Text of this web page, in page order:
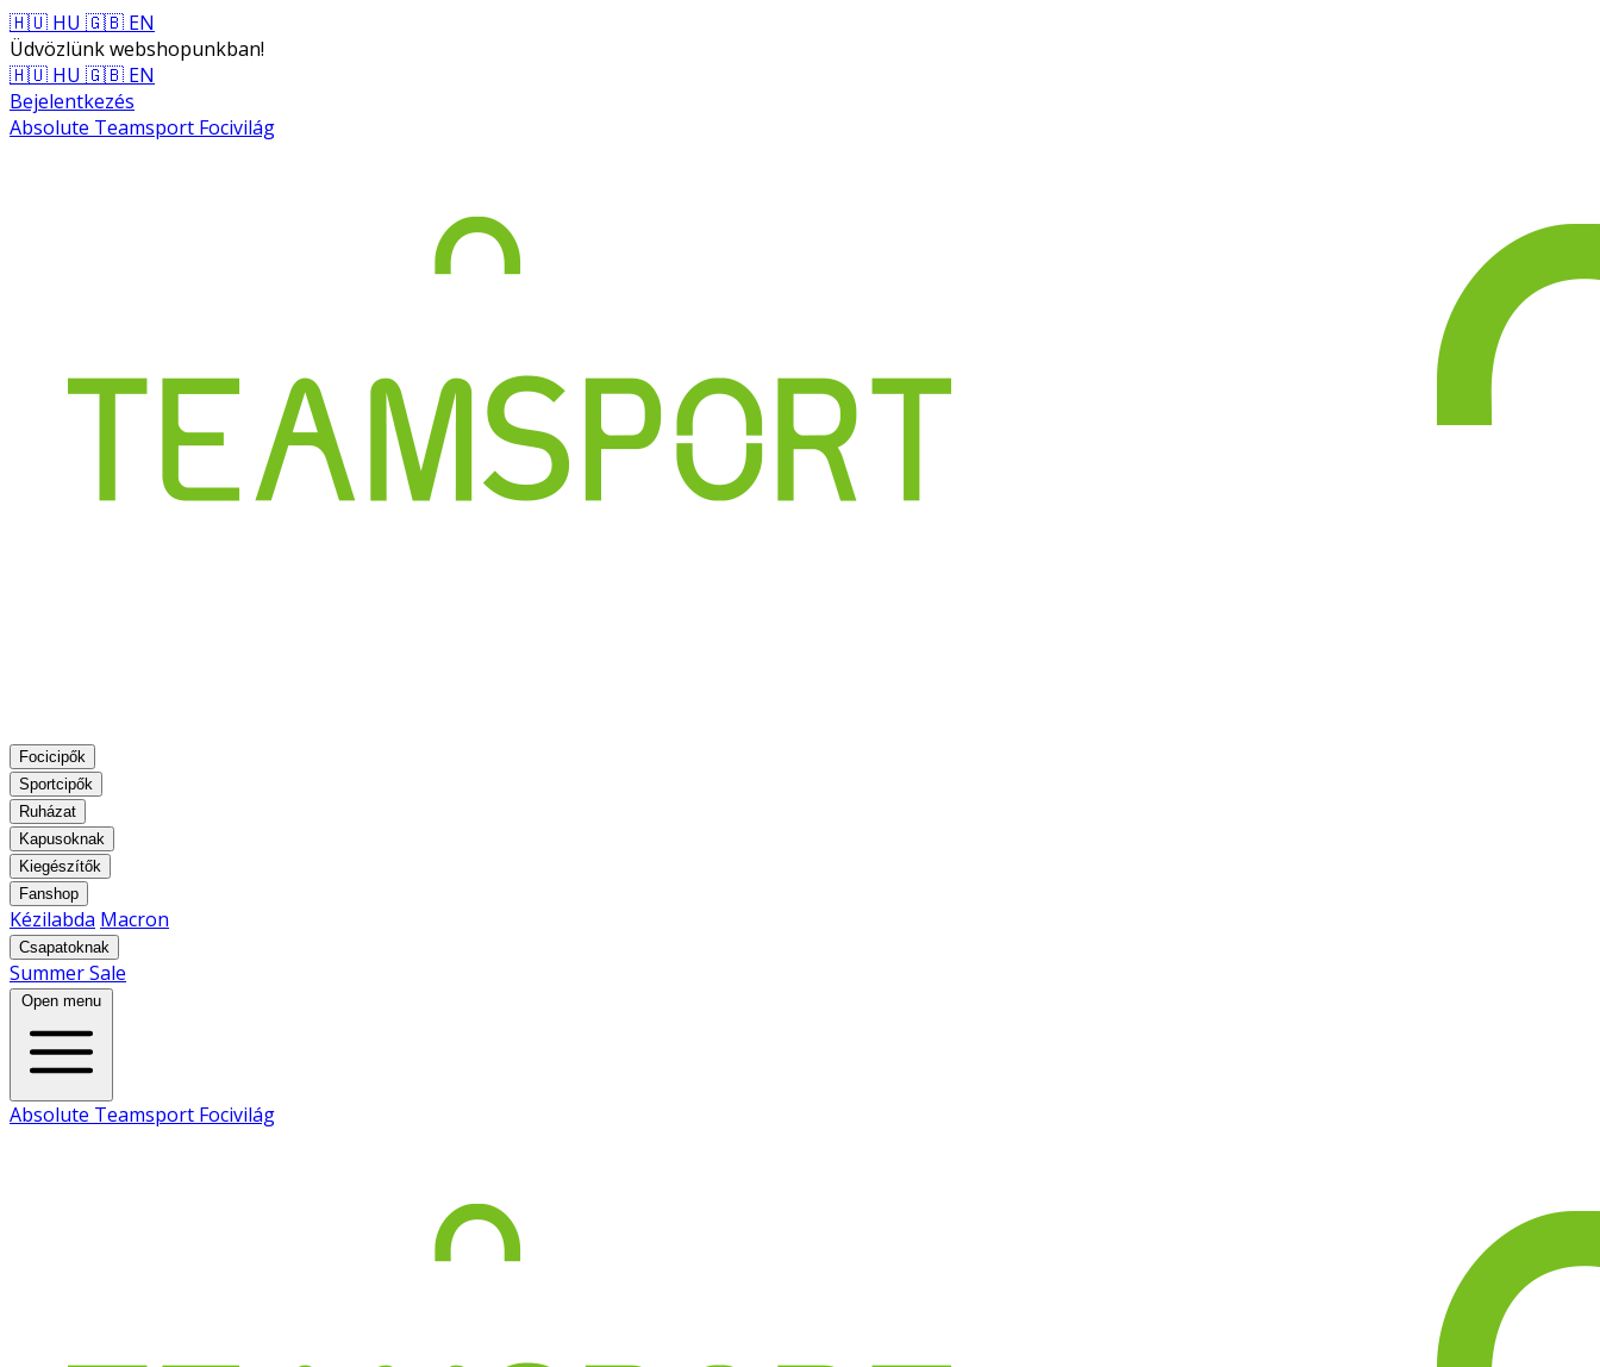
🇭🇺 HU 🇬🇧 EN
Üdvözlünk webshopunkban!
🇭🇺 HU 🇬🇧 EN
Bejelentkezés
Absolute Teamsport Focivilág
Focicipők
Sportcipők
Ruházat
Kapusoknak
Kiegészítők
Fanshop
Kézilabda Macron
Csapatoknak
Summer Sale
Open menu
Absolute Teamsport Focivilág